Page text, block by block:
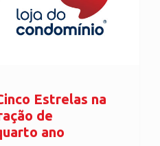
Estrelas na
de
ano